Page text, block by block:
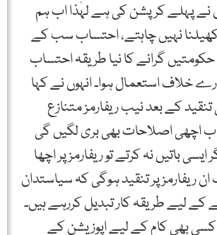
نے پہلے کرپشن کی ہے لہٰذا اب ہم
نہیں چاہتے، احتساب سب کے
حکومتیں گرانے کا نیا طریقہ احتساب
خلاف استعمال ہوا۔ انہوں نے کہا
کے بعد نیب ریفارمز متنازع
اب اچھی اصلاحات بھی بری لگیں گی
ایسی باتیں نہ کرتے تو ریفارمز پر اچھا
ان ریفارمز پر تنقید ہوگی کہ سیاستدان
کے لیے طریقہ کار تبدیل کررہے ہیں۔
کسی بھی کام کے لیے اپوزیشن کے